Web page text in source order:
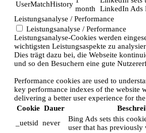
UserMatchHistory
month
LinkedIn Ads
Leistungsanalyse / Performance
Leistungsanalyse / Performance
Leistungsanalyse-Cookies werden
wichtigsten Leistungsaspekte zu
Dies trägt dazu bei, die Webseite
und so den Besuchern eine gute
Performance cookies are used to
key performance indexes of the website
delivering a better user experience for
Cookie Dauer
_uetsid never
Bing Ads sets this
user that has previously